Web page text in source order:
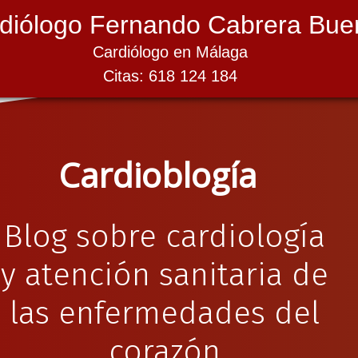
Fernando Cabrera
Cardiólogo en Málaga
Citas: 618 124 184
Cardioblogía
Blog sobre cardiología
y atención sanitaria de
las enfermedades del